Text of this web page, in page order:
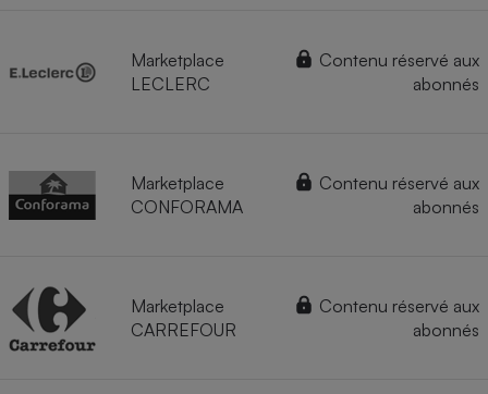
Marketplace
LECLERC
Contenu réservé aux
abonnés
Marketplace
CONFORAMA
Contenu réservé aux
abonnés
Marketplace
CARREFOUR
Contenu réservé aux
abonnés